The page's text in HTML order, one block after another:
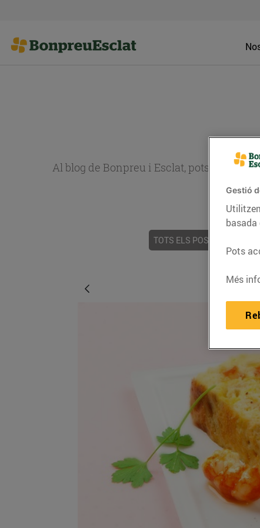
Al blog de Bonpreu i Esclat, pots trobar
TOTS ELS POSTS
Gestió
basada
Pots
Més